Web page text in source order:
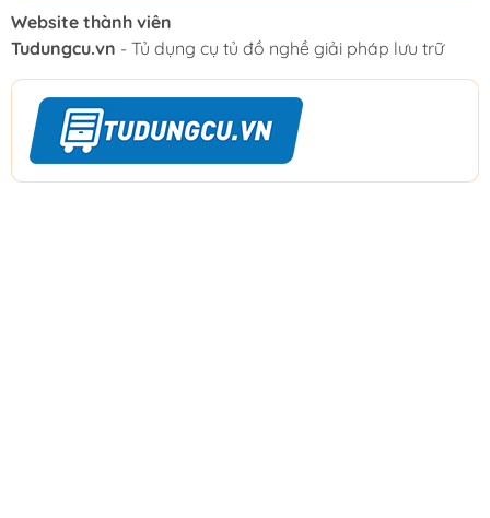
Website thành viên
Tudungcu.vn - Tủ dụng cụ tủ đồ nghề giải pháp lưu trữ